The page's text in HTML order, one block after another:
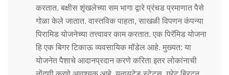
करतात. बक्षीस शृंखलेच्या सम भागा द्वारे प्रंचड प्रमाणात पैसे
गोळा केले जातात. वास्तविक पाहता, साखळी विपणन कंपन्या
पिरामिड योजनेच्या तत्त्वावर काम करतात. एक पिरॅमिड योजना
हि एक बिगर टिकाऊ व्यवसायिक मॉडेल आहे. मुख्यत: या
योजनेत पैशाचे आदानप्रदान करणे करिता इतर लोकांनाची